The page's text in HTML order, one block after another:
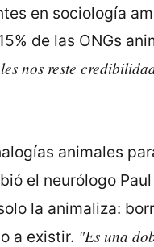
en sociología
de las ONGs
nos reste
animales
el neurólogo Paul
la animaliza:
a existir. "Es una